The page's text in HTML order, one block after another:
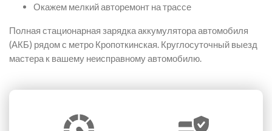
Окажем мелкий авторемонт на трассе
Полная стационарная зарядка аккумулятора автомобиля
(АКБ) рядом с метро Кропоткинская. Круглосуточный выезд
мастера к вашему неисправному автомобилю.